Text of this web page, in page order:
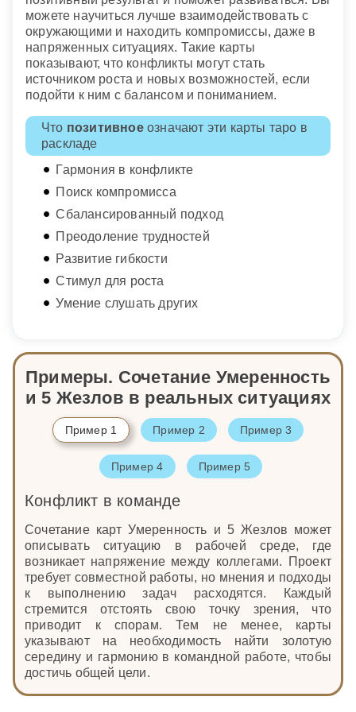
можете научиться лучше взаимодействовать с
окружающими и находить компромиссы, даже в
напряженных ситуациях. Такие карты
показывают, что конфликты могут стать
источником роста и новых возможностей, если
подойти к ним с балансом и пониманием.
Что позитивноеозначают эти карты таро в
раскладе
Гармония в конфликте
Поиск компромисса
Сбалансированный подход
Преодоление трудностей
Развитие гибкости
Стимул для роста
Умение слушать других
Примеры. Сочетание Умеренность
и 5 Жезлов в реальных ситуациях
Пример 1 Пример 2 Пример 3
Пример 4 Пример 5
Конфликт в команде
Сочетание карт Умеренность и 5 Жезлов может
описывать ситуацию в рабочей среде, где
возникает напряжение между коллегами. Проект
требует совместной работы, но мнения и подходы
к выполнению задач расходятся. Каждый
стремится отстоять свою точку зрения, что
приводит к спорам. Тем не менее, карты
указывают на необходимость найти золотую
середину и гармонию в командной работе, чтобы
достичь общей цели.